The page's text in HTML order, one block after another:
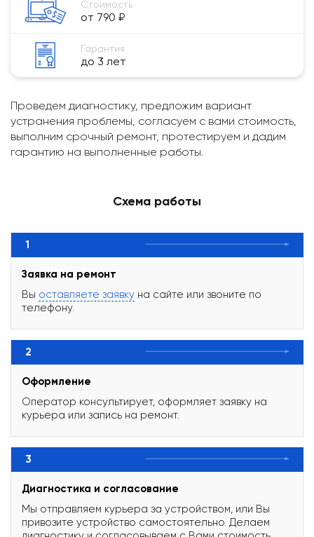
Стоимость
от 790 ₽
Гарантия
до 3 лет
Проведем диагностику, предложим вариант
устранения проблемы, согласуем с вами стоимость,
выполним срочный ремонт, протестируем и дадим
гарантию на выполненные работы.
Схема работы
1
Заявка на ремонт
Вы оставляете заявку на сайте или звоните по
телефону.
2
Оформление
Оператор консультирует, оформляет заявку на
курьера или запись на ремонт.
3
Диагностика и согласование
Мы отправляем курьера за устройством, или Вы
привозите устройство самостоятельно. Делаем